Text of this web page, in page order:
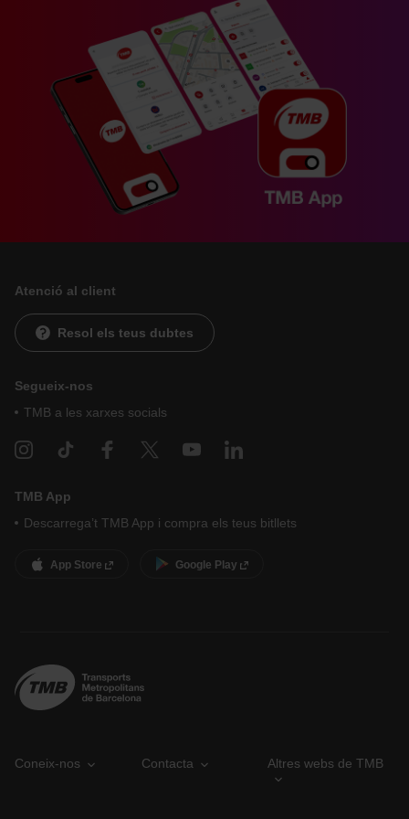
Atenció al client
Resol els teus dubtes
Segueix-nos
TMB a les xarxes socials
TMB App
Descarrega’t TMB App i compra els teus bitllets
App Store Google Play
Coneix-nos Contacta Altres webs de TMB